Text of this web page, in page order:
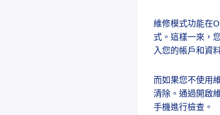
維修模式功能在
式。這樣一來，
入您的帳戶和資
而如果您不使用
清除。通過開啟
手機進行檢查。